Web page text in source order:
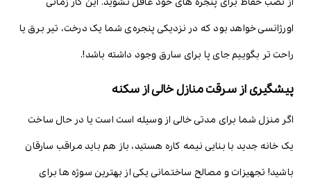
اورژانسی خواهد بود که در نزدیکی پنجره‌ی شما یک درخت، تیر برق یا
راحت تر بگوییم جای پا برای سارق وجود داشته باشد!.
پیشگیری از سرقت منازل خالی از سکنه
اگر منزل شما برای مدتی خالی از وسیله است است یا در حال ساخت
یک خانه جدید با بنایی نیمه کاره هستید، باز هم باید مراقب سارقان
باشید! تجهیزات و مصالح ساختمانی یکی از بهترین سوژه ها برای